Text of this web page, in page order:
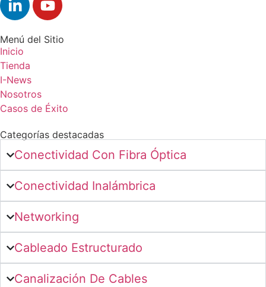
Menú del Sitio
Inicio
Tienda
I-News
Nosotros
Casos de Éxito
Categorías destacadas
Conectividad Con Fibra Óptica
Conectividad Inalámbrica
Networking
Cableado Estructurado
Canalización De Cables